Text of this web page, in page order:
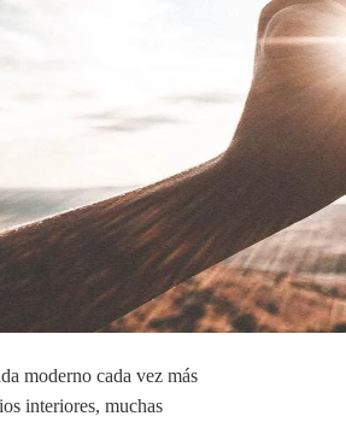
moderno cada vez más
interiores, muchas